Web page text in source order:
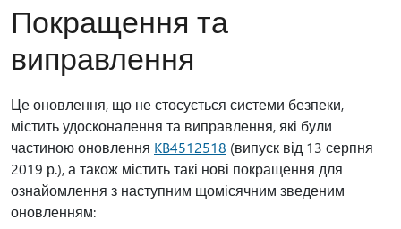
Покращення та
виправлення
Це оновлення, що не стосується системи безпеки,
містить удосконалення та виправлення, які були
частиною оновлення KB4512518 (випуск від 13 серпня
2019 р.), а також містить такі нові покращення для
ознайомлення з наступним щомісячним зведеним
оновленням: